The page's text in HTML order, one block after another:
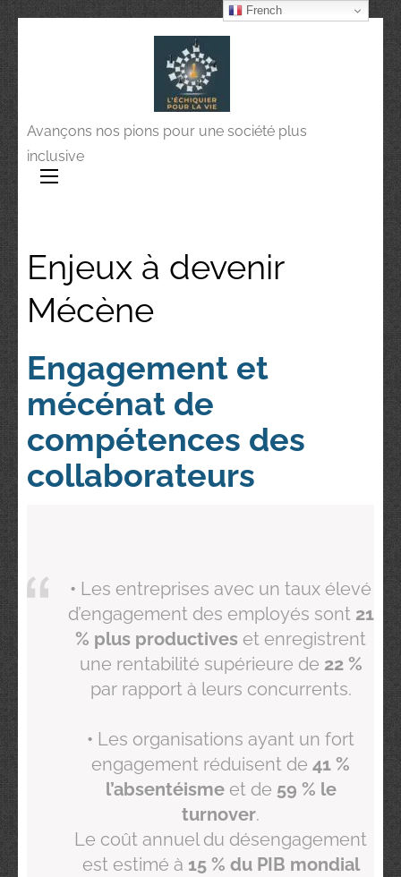
Avançons nos pions pour une société plus
inclusive
Enjeux à devenir
Mécène
Engagement et
mécénat de
compétences des
collaborateurs
• Les entreprises avec un taux élevé
d’engagement des employés sont 21
% plus productives et enregistrent
une rentabilité supérieure de 22 %
par rapport à leurs concurrents.
• Les organisations ayant un fort
engagement réduisent de 41 %
l’absentéismeet de 59 % le
turnover.
Le coût annuel du désengagement
est estimé à 15 % du PIB mondial
French